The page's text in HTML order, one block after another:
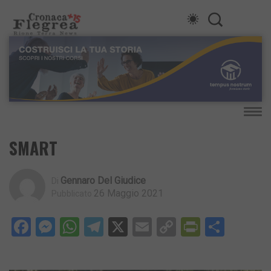
SMART
Gennaro Del Giudice
26 Maggio 2021
Facebook
Messenger
WhatsApp
Telegram
X EmailCopy